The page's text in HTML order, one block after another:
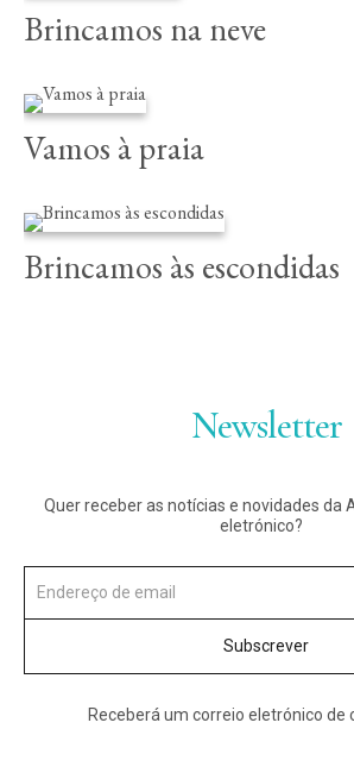
Brincamos na neve
Vamos à praia
Brincamos às escondidas
Newsletter
Quer receber as notícias e novidades da
eletrónico?
Receberá um correio eletrónico de